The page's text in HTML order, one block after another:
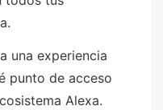
una experiencia
punto de acceso
Alexa.